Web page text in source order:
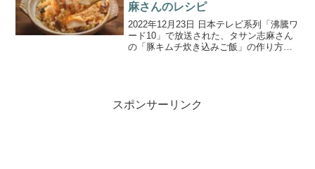
麻さんのレシピ
2022年12月23日 日本テレビ系列「沸騰ワ
ード10」で放送された、タサン志麻さん
の「豚キムチ炊き込みご飯」の作り方を
スポンサーリンク